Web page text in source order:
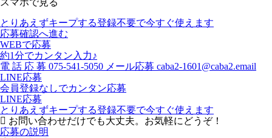
とりあえずキープする登録不要で今すぐ使えます
応募確認へ進む
WEBで応募
約1分でカンタン入力♪
電 話 応 募 075-541-5050 メール応募 caba2-1601@caba2.email
LINE応募
会員登録なしでカンタン応募
LINE応募
とりあえずキープする登録不要で今すぐ使えます
お問い合わせだけでも大丈夫。お気軽にどうぞ！
応募の説明